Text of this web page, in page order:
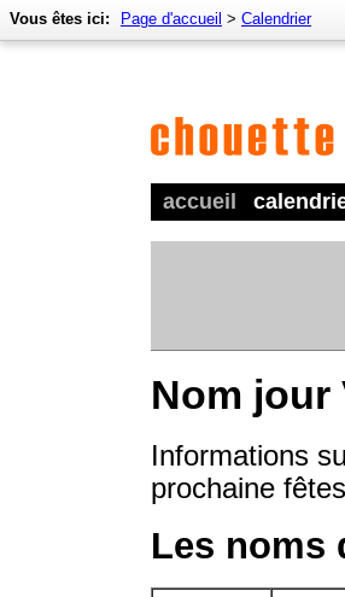
accueil
Vous êtes ici: Page d'accueil > Calendrier
Nom jour
Informations
prochaine
Les noms